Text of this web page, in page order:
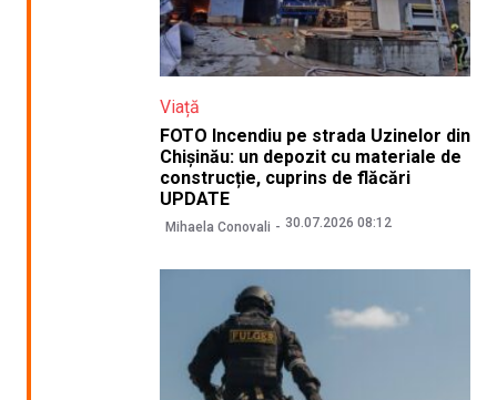
Viață
FOTO Incendiu pe strada Uzinelor din
Chișinău: un depozit cu materiale de
construcție, cuprins de flăcări
UPDATE
Mihaela Conovali 30.07.2026 08:12